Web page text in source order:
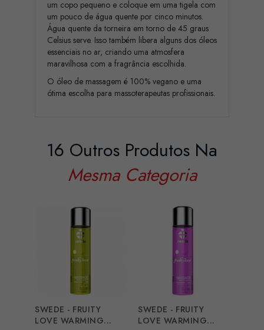
um copo pequeno e coloque em uma tigela com
um pouco de água quente por cinco minutos.
Água quente da torneira em torno de 45 graus
Celsius serve. Isso também libera alguns dos óleos
essenciais no ar, criando uma atmosfera
maravilhosa com a fragrância escolhida.
O óleo de massagem é 100% vegano e uma
ótima escolha para massoterapeutas profissionais.
16 Outros Produtos Na
Mesma Categoria
SWEDE - FRUITY
LOVE WARMING...
SWEDE - FRUITY
LOVE WARMING...